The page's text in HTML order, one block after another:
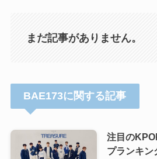
まだ記事がありません。
BAE173に関する記事
注目の
プランキン